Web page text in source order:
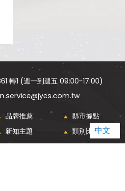
轉1 (週一到週五 09:00-17:00)
品牌推薦
縣市據點
新知主題
類別比較
購物須知 網站導覽
中文